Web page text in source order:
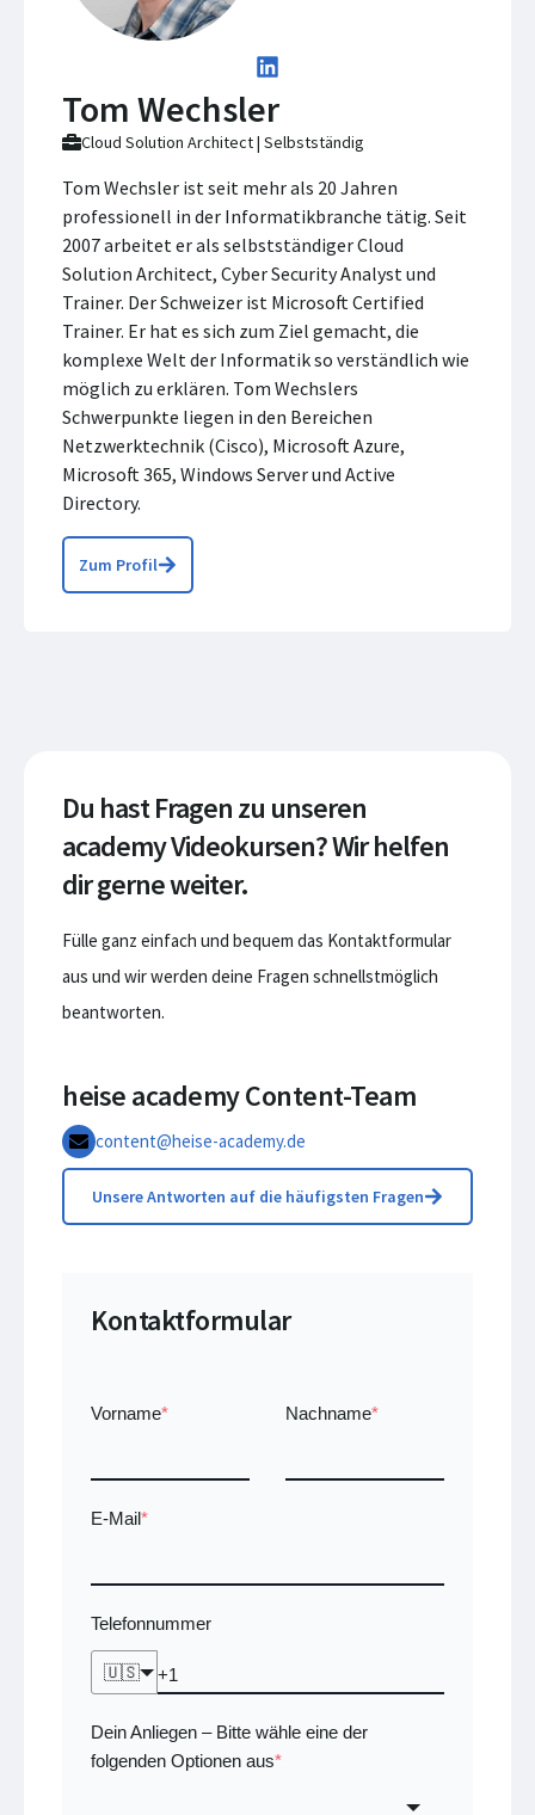
Tom Wechsler
Cloud Solution Architect | Selbstständig
Tom Wechsler ist seit mehr als 20 Jahren
professionell in der Informatikbranche tätig. Seit
2007 arbeitet er als selbstständiger Cloud
Solution Architect, Cyber Security Analyst und
Trainer. Der Schweizer ist Microsoft Certified
Trainer. Er hat es sich zum Ziel gemacht, die
komplexe Welt der Informatik so verständlich wie
möglich zu erklären. Tom Wechslers
Schwerpunkte liegen in den Bereichen
Netzwerktechnik (Cisco), Microsoft Azure,
Microsoft 365, Windows Server und Active
Directory.
Zum Profil
Du hast Fragen zu unseren
academy Videokursen? Wir helfen
dir gerne weiter.
Fülle ganz einfach und bequem das Kontaktformular
aus und wir werden deine Fragen schnellstmöglich
beantworten.
heise academy Content-Team
content@heise-academy.de
Unsere Antworten auf die häufigsten Fragen
Kontaktformular
Vorname* Nachname*
E-Mail*
Telefonnummer
🇺🇸
Dein Anliegen –Bitte wähle eine der
folgenden Optionen aus*